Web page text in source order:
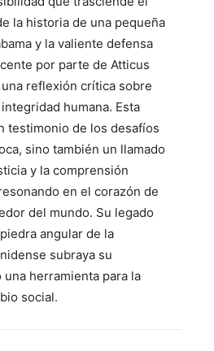
la historia de una pequeña
y la valiente defensa
por parte de Atticus
reflexión crítica sobre
humana. Esta
testimonio de los desafíos
sino también un llamado
y la comprensión
en el corazón de
del mundo. Su legado
angular de la
subraya su
herramienta para la
social.